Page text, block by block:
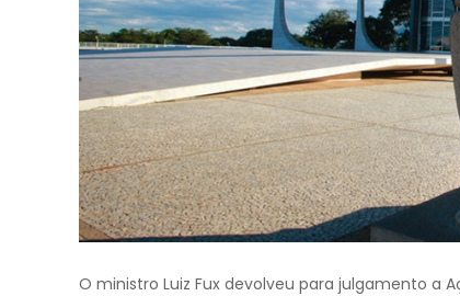
O ministro Luiz Fux devolveu para julgamento a